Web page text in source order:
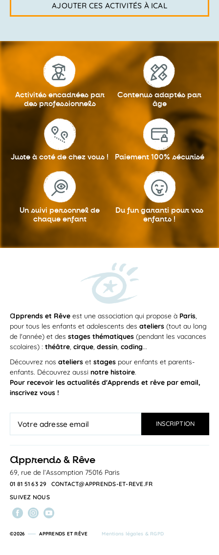
AJOUTER CES ACTIVITÉS À ICAL
Activités encadrées par
des professionnels
Contenus adaptés par
âge
Juste à coté de chez vous ! Paiement 100% sécurisé
Un suivi personnel de
chaque enfant
Du fun garanti pour vos
enfants !
apprends et Rêve est une association qui propose à Paris,
pour tous les enfants et adolescents des ateliers (tout au long
de l'année) et des stages thématiques (pendant les vacances
scolaires) : théâtre, cirque, dessin, coding...
Découvrez nos ateliers et stages pour enfants et parents-
enfants. Découvrez aussi notre histoire.
Pour recevoir les actualités d'Apprends et rêve par email,
inscrivez vous !
apprends & Rêve
69, rue de l’Assomption 75016 Paris
01 81 51 63 29
CONTACT@APPRENDS-ET-REVE.FR
SUIVEZ NOUS
©2026 APPRENDS ET RÊVE Mentions légales & RGPD